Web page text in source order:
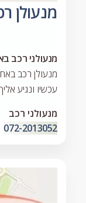
מנעולן
מנעולני רכב
מנעולן רכב
עכשיו ונגיע
מנעולני רכב
072-2013052